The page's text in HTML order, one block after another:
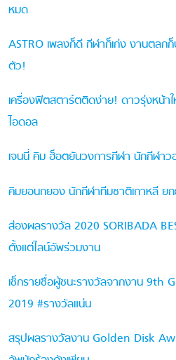
หมด
ASTRO เพลงก็ดี กีฬาก็เก่ง งานตลก
ตัว!
เครื่องฟิตสตาร์ตติดง่าย! ดาวรุ่งหน้า
ไอดอล
เจนนี่ คิม ฮ็อตยันวงการกีฬา นักกีฬา
คิมยอนกยอง นักกีฬาทีมชาติเกาหลี
ส่องผลรางวัล 2020 SORIBADA
ตั้งแต่ไลน์อัพร่วมงาน
เช็กรายชื่อผู้ชนะรางวัลจากงาน
2019 #รางวัลแน่น
สรุปผลรางวัลงาน Golden Disk